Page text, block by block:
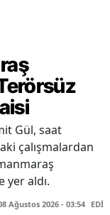
Gül, saat
çalışmalardan
yer aldı.
Ağustos 2026 - 03:54